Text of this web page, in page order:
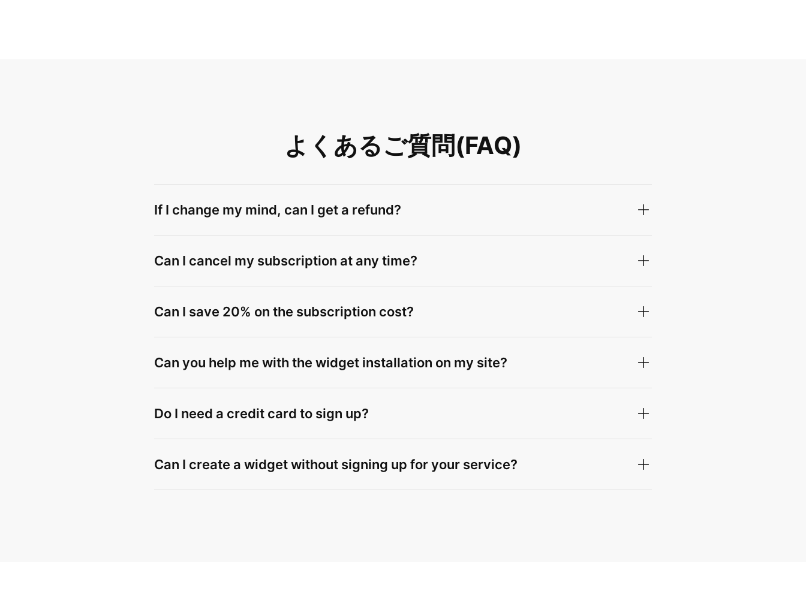
よくあるご質問(FAQ)
If I change my mind, can I get a refund?
Can I cancel my subscription at any time?
Can I save 20% on the subscription cost?
Can you help me with the widget installation on my site?
Do I need a credit card to sign up?
Can I create a widget without signing up for your service?